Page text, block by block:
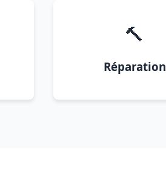
🔨
Réparation